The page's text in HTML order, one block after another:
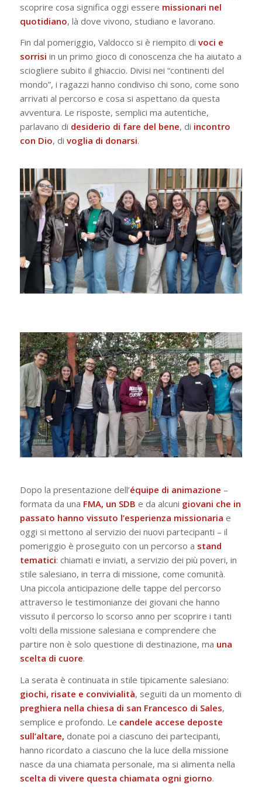
scoprire cosa significa oggi essere missionari nel
quotidiano, là dove vivono, studiano e lavorano.
Fin dal pomeriggio, Valdocco si è riempito di voci e
sorrisi in un primo gioco di conoscenza che ha aiutato a
sciogliere subito il ghiaccio. Divisi nei “continenti del
mondo”, i ragazzi hanno condiviso chi sono, come sono
arrivati al percorso e cosa si aspettano da questa
avventura. Le risposte, semplici ma autentiche,
parlavano di desiderio di fare del bene, di incontro
con Dio, di voglia di donarsi.
Dopo la presentazione dell’équipe di animazione –
formata da una FMA, un SDB e da alcuni giovani che in
passato hanno vissuto l’esperienza missionaria e
oggi si mettono al servizio dei nuovi partecipanti – il
pomeriggio è proseguito con un percorso a stand
tematici: chiamati e inviati, a servizio dei più poveri, in
stile salesiano, in terra di missione, come comunità.
Una piccola anticipazione delle tappe del percorso
attraverso le testimonianze dei giovani che hanno
vissuto il percorso lo scorso anno per scoprire i tanti
volti della missione salesiana e comprendere che
partire non è solo questione di destinazione, ma una
scelta di cuore.
La serata è continuata in stile tipicamente salesiano:
giochi, risate e convivialità, seguiti da un momento di
preghiera nella chiesa di san Francesco di Sales,
semplice e profondo. Le candele accese deposte
sull’altare, donate poi a ciascuno dei partecipanti,
hanno ricordato a ciascuno che la luce della missione
nasce da una chiamata personale, ma si alimenta nella
scelta di vivere questa chiamata ogni giorno.